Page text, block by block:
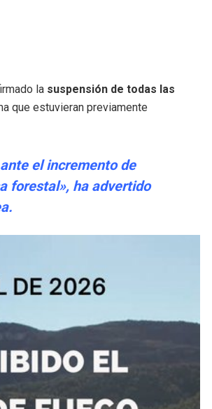
la suspensión de todas las
que estuvieran previamente
el incremento de
forestal», ha advertido